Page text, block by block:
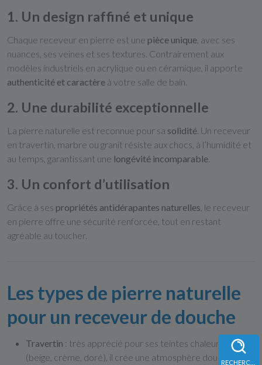
1. Un design raffiné et unique
Chaque receveur en pierre est une pièce unique , avec ses
nuances, ses veines et ses textures. Contrairement aux
modèles industriels en acrylique ou en céramique, il apporte
authenticité et caractère à votre salle de bain.
2. Une durabilité exceptionnelle
La pierre naturelle est reconnue pour sa solidité . Un receveur
en travertin, marbre ou granit résiste aux chocs, à l’humidité et
au temps, garantissant une longévité incomparable
3. Un confort d’utilisation
Grâce à ses propriétés antidérapantes naturelles , le receveur
en pierre offre une sécurité renforcée, tout en restant
agréable au toucher.
Les types de pierre naturelle
pour un receveur de douche
Travertin : très apprécié pour ses teintes chaleureuses
(beige, crème, doré), il crée une atmosphère douce et